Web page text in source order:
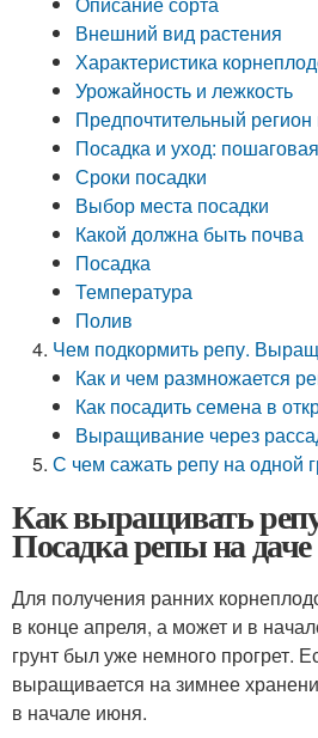
Внешний вид растения
Характеристика
Урожайность и лежкость
Предпочтительный
Посадка и уход:
Сроки посадки
Выбор места посадки
Какой должна быть почва
Посадка
Температура
Полив
Чем подкормить репу.
Как и чем размножается
Как посадить семена в
Выращивание через
С чем сажать репу на одной
Как выращивать
Посадка репы на даче
Для получения ранних
в конце апреля, а может и в
грунт был уже немного прогрет.
выращивается на зимнее
в начале июня.